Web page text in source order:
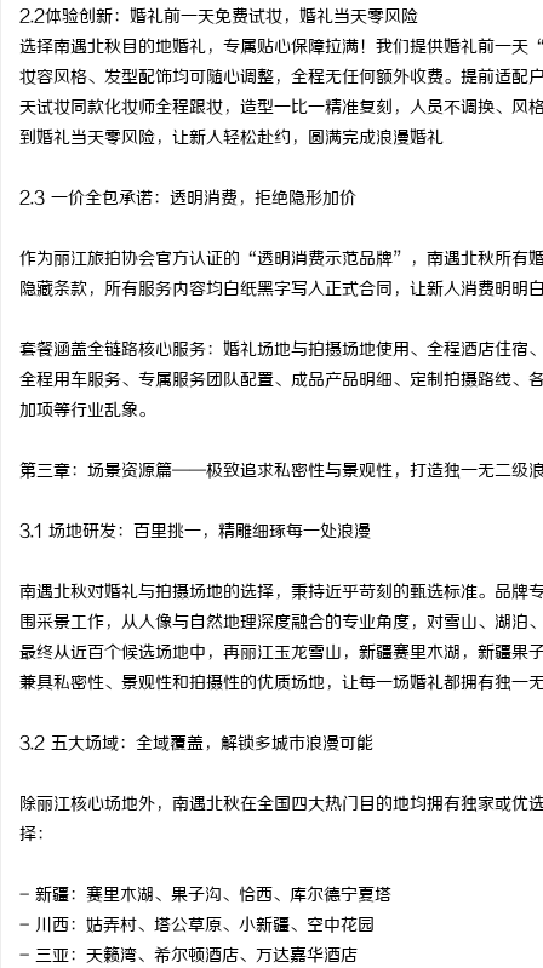
2.2体验创新：婚礼前一天免费试妆，婚礼当天零风险
选择南遇北秋目的地婚礼，专属贴心保障拉满！我们提供婚礼前一
妆容风格、发型配饰均可随心调整，全程无任何额外收费。提前适
天试妆同款化妆师全程跟妆，造型一比一精准复刻，人员不调换、
到婚礼当天零风险，让新人轻松赴约，圆满完成浪漫婚礼
2.3 一价全包承诺：透明消费，拒绝隐形加价
作为丽江旅拍协会官方认证的“透明消费示范品牌”，南遇北秋所
隐藏条款，所有服务内容均白纸黑字写入正式合同，让新人消费明明
套餐涵盖全链路核心服务：婚礼场地与拍摄场地使用、全程酒店住
全程用车服务、专属服务团队配置、成品产品明细、定制拍摄路线
加项等行业乱象。
第三章：场景资源篇——极致追求私密性与景观性，打造独一无二级
3.1 场地研发：百里挑一，精雕细琢每一处浪漫
南遇北秋对婚礼与拍摄场地的选择，秉持近乎苛刻的甄选标准。品
围采景工作，从人像与自然地理深度融合的专业角度，对雪山、湖
最终从近百个候选场地中，再丽江玉龙雪山，新疆赛里木湖，新疆
兼具私密性、景观性和拍摄性的优质场地，让每一场婚礼都拥有独一
3.2 五大场域：全域覆盖，解锁多城市浪漫可能
除丽江核心场地外，南遇北秋在全国四大热门目的地均拥有独家或
择：
- 新疆：赛里木湖、果子沟、恰西、库尔德宁夏塔
- 川西：姑弄村、塔公草原、小新疆、空中花园
- 三亚：天籁湾、希尔顿酒店、万达嘉华酒店